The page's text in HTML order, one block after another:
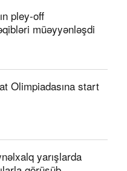
pley-off
müəyyənləşdi
Olimpiadasına start
yarışlarda